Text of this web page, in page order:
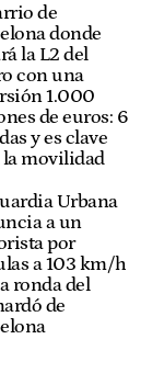
de
donde
la L2 del
con una
1.000
de euros: 6
y es clave
la movilidad
Urbana
a un
por
a 103 km/h
ronda del
de